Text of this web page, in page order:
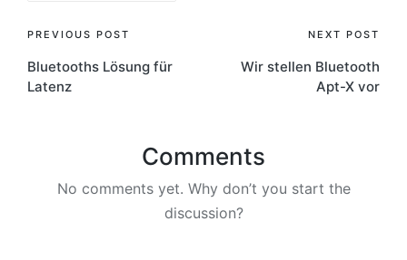
Post
navigation
PREVIOUS POST
Bluetooths Lösung für
Latenz
NEXT POST
Wir stellen Bluetooth
Apt-X vor
Comments
No comments yet. Why don’t you start the
discussion?